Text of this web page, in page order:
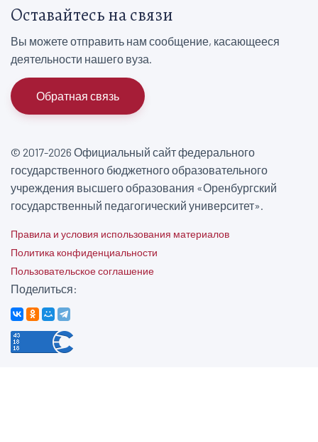
Оставайтесь на связи
Вы можете отправить нам сообщение, касающееся
деятельности нашего вуза.
Обратная связь
© 2017-2026 Официальный сайт федерального
государственного бюджетного образовательного
учреждения высшего образования «Оренбургский
государственный педагогический университет».
Правила и условия использования материалов
Политика конфиденциальности
Пользовательское соглашение
Поделиться: